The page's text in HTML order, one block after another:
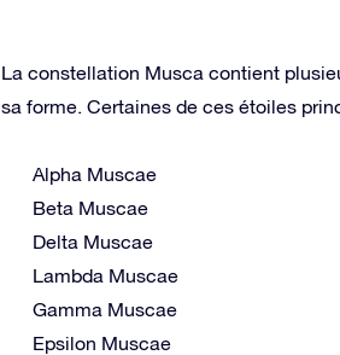
La constellation Musca contient
sa forme. Certaines de ces étoiles
Alpha Muscae
Beta Muscae
Delta Muscae
Lambda Muscae
Gamma Muscae
Epsilon Muscae